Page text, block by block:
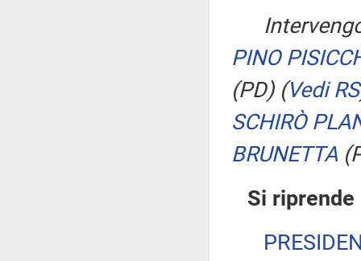
PINO
(PD) (Vedi RS
SCHIRÒ
BRUNETTA
Si